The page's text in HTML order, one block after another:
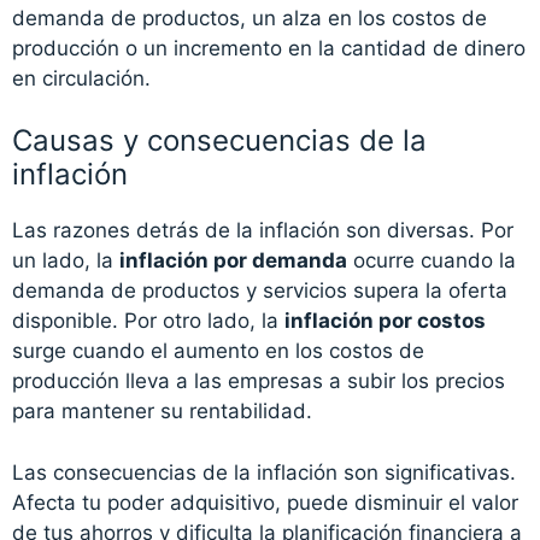
demanda de productos, un alza en los costos de
producción o un incremento en la cantidad de dinero
en circulación.
Causas y consecuencias de la
inflación
Las razones detrás de la inflación son diversas. Por
un lado, la inflación por demanda ocurre cuando la
demanda de productos y servicios supera la oferta
disponible. Por otro lado, la inflación por costos
surge cuando el aumento en los costos de
producción lleva a las empresas a subir los precios
para mantener su rentabilidad.
Las consecuencias de la inflación son significativas.
Afecta tu poder adquisitivo, puede disminuir el valor
de tus ahorros y dificulta la planificación financiera a